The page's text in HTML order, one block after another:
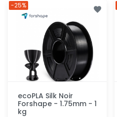
ecoPLA Silk Noir
Forshape - 1.75mm - 1
kg
-25%